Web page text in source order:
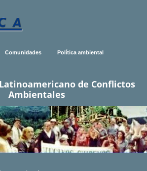
Comunidades Política ambiental
de Conflictos
Ambientales